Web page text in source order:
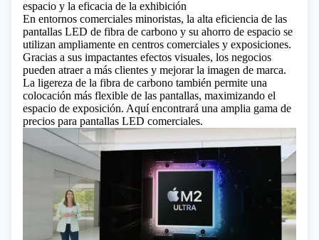
espacio y la eficacia de la exhibición
En entornos comerciales minoristas, la alta eficiencia de las
pantallas LED de fibra de carbono y su ahorro de espacio se
utilizan ampliamente en centros comerciales y exposiciones.
Gracias a sus impactantes efectos visuales, los negocios
pueden atraer a más clientes y mejorar la imagen de marca.
La ligereza de la fibra de carbono también permite una
colocación más flexible de las pantallas, maximizando el
espacio de exposición. Aquí encontrará una amplia gama de
precios para pantallas LED comerciales.